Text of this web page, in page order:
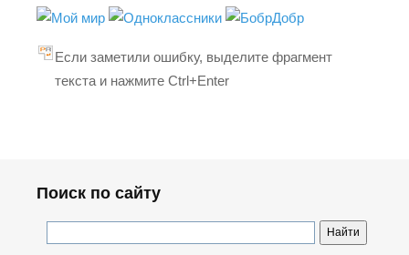
Если заметили ошибку, выделите фрагмент
текста и нажмите Ctrl+Enter
Поиск по сайту